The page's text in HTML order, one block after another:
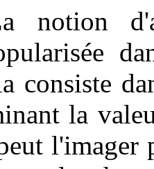
notion
consiste
la
l'imager